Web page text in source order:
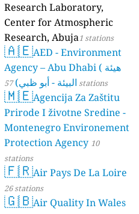
Research Laboratory,
Center for Atmospheric
Research, Abuja1 stations
🇦🇪AED - Environment
Agency – Abu Dhabi ( هيئة
البيئة - أبو ظبي) 57 stations
🇲🇪Agencija Za Zaštitu
Prirode I životne Sredine -
Montenegro Environement
Protection Agency 10
stations
🇫🇷Air Pays De La Loire
26 stations
🇬🇧Air Quality In Wales